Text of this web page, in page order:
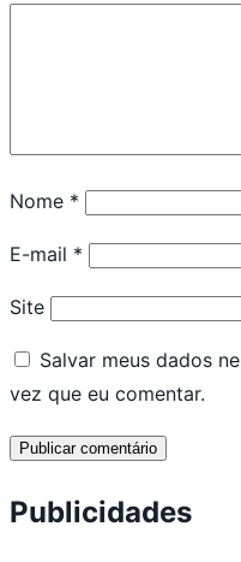
Nome *
E-mail *
Site
Salvar meus dados
vez que eu comentar.
Publicidades